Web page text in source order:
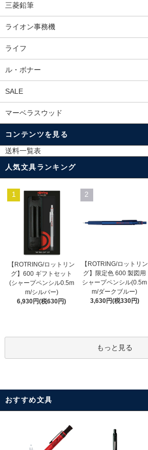
三菱鉛筆
ライオン事務機
ライフ
ル・ボナー
SALE
マーベラスウッド
コンテンツを見る
送料一覧表
人気文具ランキング
1
【ROTRING/ロットリン
グ】600 ギフトセット
(シャープペンシル0.5m
m/シルバー)
6,930円(税630円)
2
【ROTRING/ロットリン
グ】限定色 600 製図用
シャープペンシル(0.5m
m/ダークブルー)
3,630円(税330円)
もっと見る
おすすめ文具